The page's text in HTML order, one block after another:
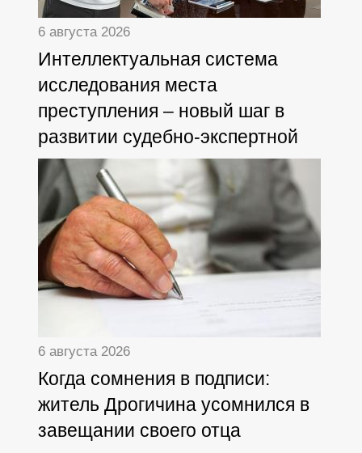
6 августа 2026
Интеллектуальная система
исследования места
преступления – новый шаг в
развитии судебно-экспертной
деятельности
6 августа 2026
Когда сомнения в подписи:
житель Дрогичина усомнился в
завещании своего отца